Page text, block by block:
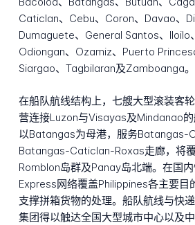
Caticlan、Cebu、Coron、Davao、
Dumaguete、General Santos、Iloilo
Odiongan、Ozamiz、Puerto
Siargao、Tagbilaran及Zamboanga。
在船队航线结构上，七艘大型滚装客
营连接Luzon与Visayas及Mindanao
以Batangas为母港，服务Batangas-
Batangas-Caticlan-Roxas走廊，将
Romblon岛群及Panay岛北端。在国
Express网络覆盖Philippines各主要目
支撑拼箱货物的处理。船队航线与快
集团得以触达全国大型城市中心以及